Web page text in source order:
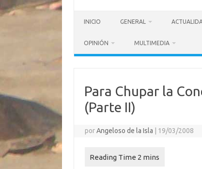
INICIO GENERAL
OPINIÓN MULTIMEDIA
Para Chupar la
(Parte II)
porAngeloso de la Isla 19/03/2008